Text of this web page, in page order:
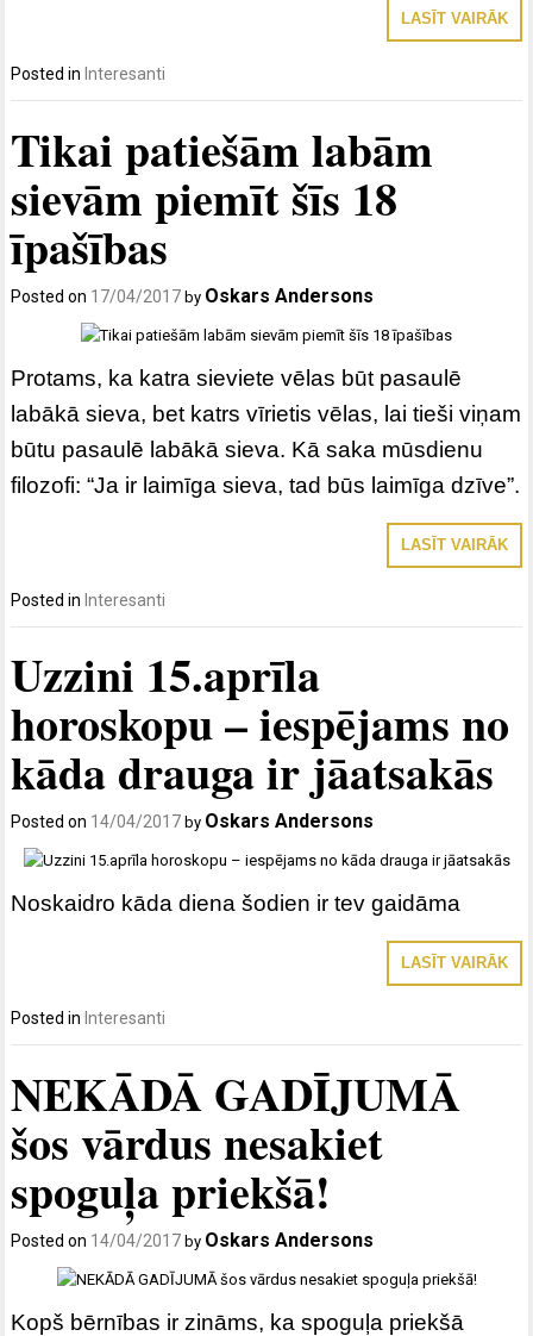
LASĪT VAIRĀK
Posted in Interesanti
Tikai patiešām labām
sievām piemīt šīs 18
īpašības
Posted on 17/04/2017 by Oskars Andersons
Protams, ka katra sieviete vēlas būt pasaulē
labākā sieva, bet katrs vīrietis vēlas, lai tieši viņam
būtu pasaulē labākā sieva. Kā saka mūsdienu
filozofi: “Ja ir laimīga sieva, tad būs laimīga dzīve”.
LASĪT VAIRĀK
Posted in Interesanti
Uzzini 15.aprīla
horoskopu – iespējams no
kāda drauga ir jāatsakās
Posted on 14/04/2017 by Oskars Andersons
Noskaidro kāda diena šodien ir tev gaidāma
LASĪT VAIRĀK
Posted in Interesanti
NEKĀDĀ GADĪJUMĀ
šos vārdus nesakiet
spoguļa priekšā!
Posted on 14/04/2017 by Oskars Andersons
Kopš bērnības ir zināms, ka spoguļa priekšā